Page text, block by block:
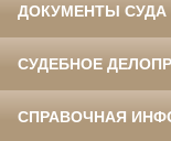
ДОКУМЕНТЫ СУДА
СУДЕБНОЕ
СПРАВОЧНАЯ